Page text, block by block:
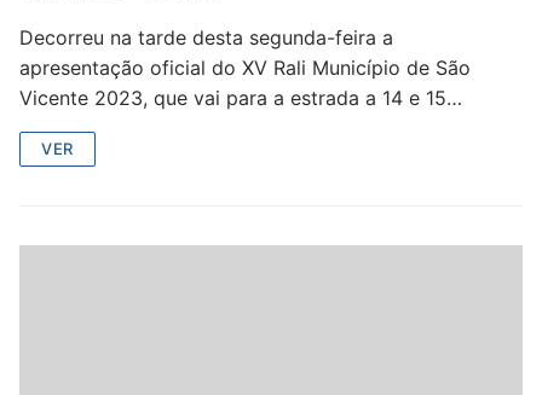
Decorreu na tarde desta segunda-feira a
apresentação oficial do XV Rali Município de São
Vicente 2023, que vai para a estrada a 14 e 15…
VER